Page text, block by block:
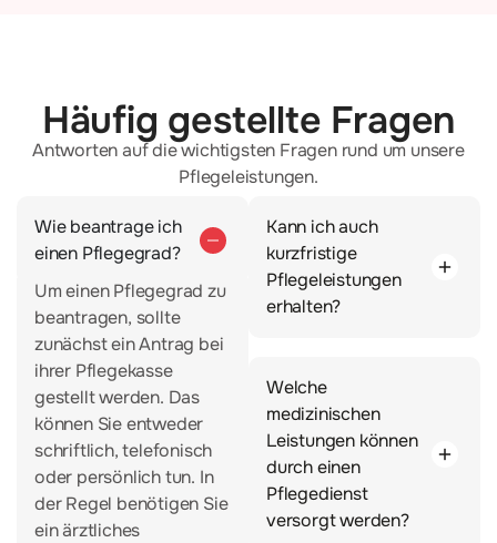
Häufig gestellte Fragen
Antworten auf die wichtigsten Fragen rund um unsere
Pflegeleistungen.
Wie beantrage ich
einen Pflegegrad?
Um einen Pflegegrad zu
beantragen, sollte
zunächst ein Antrag bei
ihrer Pflegekasse
gestellt werden. Das
können Sie entweder
schriftlich, telefonisch
oder persönlich tun. In
der Regel benötigen Sie
ein ärztliches
Kann ich auch
kurzfristige
Pflegeleistungen
erhalten?
Welche
medizinischen
Leistungen können
durch einen
Pflegedienst
versorgt werden?